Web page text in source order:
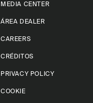
MEDIA CENTER
ÁREA DEALER
CAREERS
CRÉDITOS
PRIVACY POLICY
COOKIE